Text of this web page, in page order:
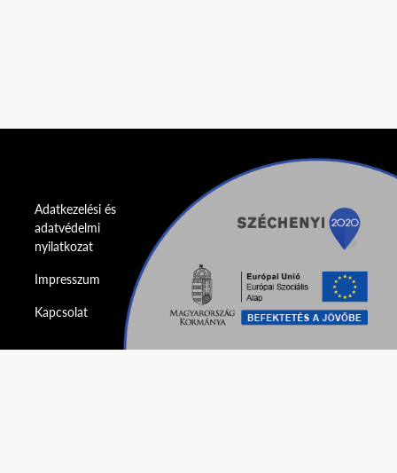
Adatkezelési és
adatvédelmi
nyilatkozat
Impresszum
Kapcsolat